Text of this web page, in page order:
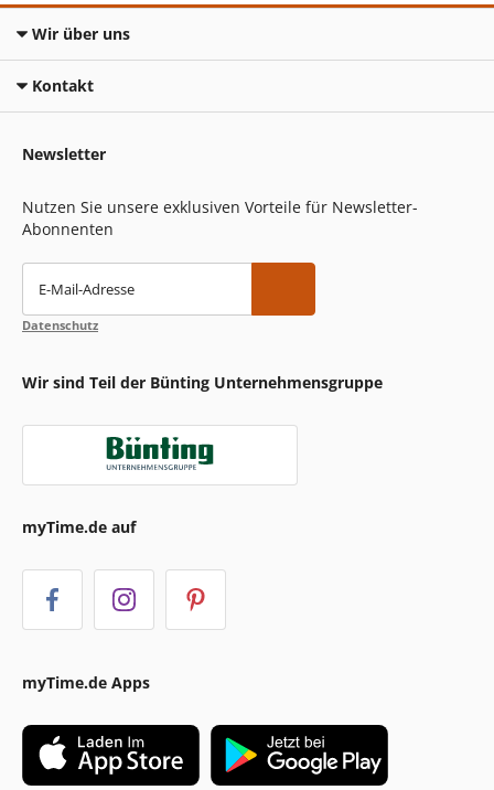
Wir über uns
Kontakt
Newsletter
Nutzen Sie unsere exklusiven Vorteile für Newsletter-
Abonnenten
E-Mail-Adresse
Datenschutz
Wir sind Teil der Bünting Unternehmensgruppe
myTime.de auf
myTime.de Apps